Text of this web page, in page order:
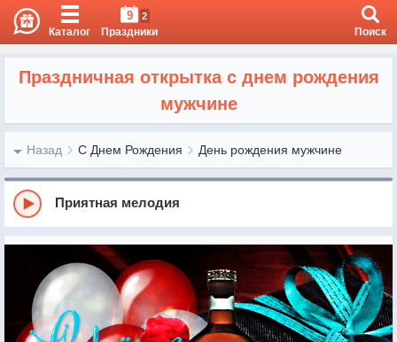
Каталог
9 2
Праздники Поиск
Праздничная открытка с днем рождения
мужчине
Назад С Днем Рождения День рождения мужчине
Приятная мелодия